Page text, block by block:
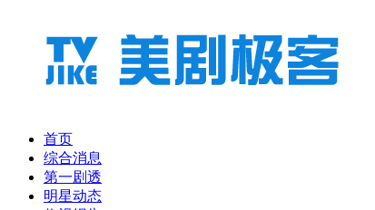
首页
综合消息
第一剧透
明星动态